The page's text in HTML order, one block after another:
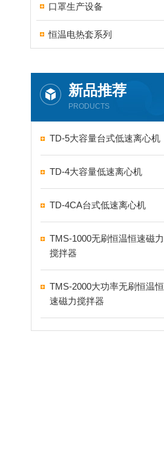
口罩生产设备
恒温电热套系列
新品推荐
PRODUCTS
TD-5大容量台式低速离心机
TD-4大容量低速离心机
TD-4CA台式低速离心机
TMS-1000无刷恒温恒速磁力
搅拌器
TMS-2000大功率无刷恒温恒
速磁力搅拌器